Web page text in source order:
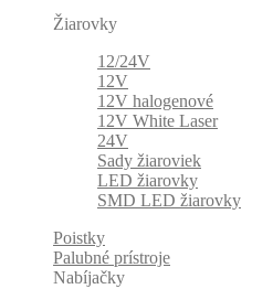
Žiarovky
12/24V
12V
12V halogenové
12V White Laser
24V
Sady žiaroviek
LED žiarovky
SMD LED žiarovky
Poistky
Palubné prístroje
Nabíjačky